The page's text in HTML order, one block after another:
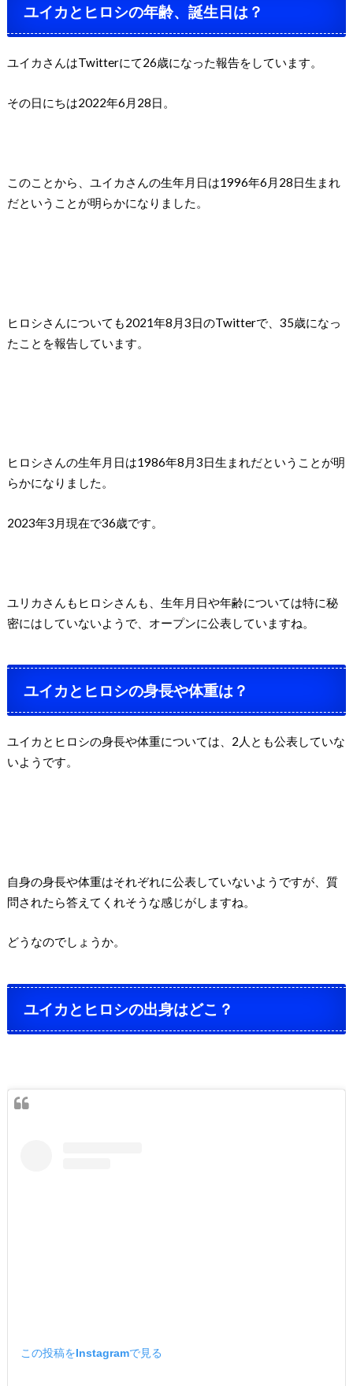
ユイカとヒロシの年齢、誕生日は？
ユイカさんはTwitterにて26歳になった報告をしています。
その日にちは2022年6月28日。
このことから、ユイカさんの生年月日は1996年6月28日生まれ
だということが明らかになりました。
ヒロシさんについても2021年8月3日のTwitterで、35歳になっ
たことを報告しています。
ヒロシさんの生年月日は1986年8月3日生まれだということが明
らかになりました。
2023年3月現在で36歳です。
ユリカさんもヒロシさんも、生年月日や年齢については特に秘
密にはしていないようで、オープンに公表していますね。
ユイカとヒロシの身長や体重は？
ユイカとヒロシの身長や体重については、2人とも公表していな
いようです。
自身の身長や体重はそれぞれに公表していないようですが、質
問されたら答えてくれそうな感じがしますね。
どうなのでしょうか。
ユイカとヒロシの出身はどこ？
この投稿をInstagramで見る